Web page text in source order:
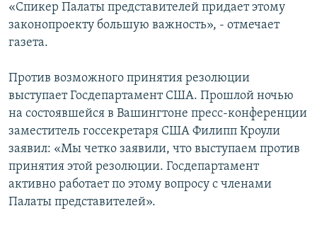
«Cпикер Палаты представителей придает этому
законопроекту большую важность», - отмечает
газета.
Против возможного принятия резолюции
выступает Госдепартамент США. Прошлой ночью
на состоявшейся в Вашингтоне пресс-конференции
заместитель госсекретаря США Филипп Кроули
заявил: «Мы четко заявили, что выступаем против
принятия этой резолюции. Госдепартамент
активно работает по этому вопросу с членами
Палаты представителей».